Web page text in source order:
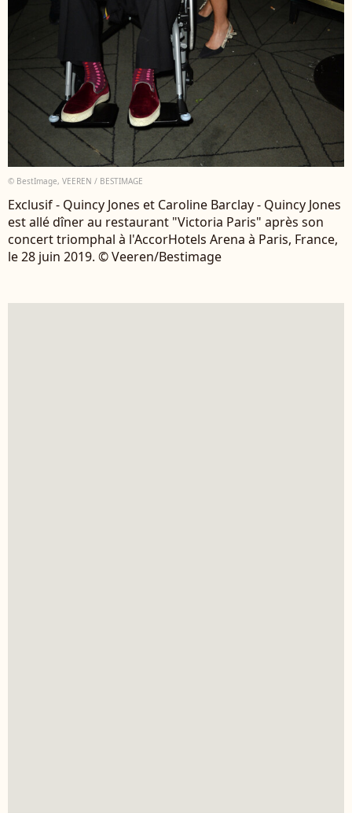
© BestImage, VEEREN / BESTIMAGE
Exclusif - Quincy Jones et Caroline Barclay - Quincy Jones
est allé dîner au restaurant "Victoria Paris" après son
concert triomphal à l'AccorHotels Arena à Paris, France,
le 28 juin 2019. © Veeren/Bestimage